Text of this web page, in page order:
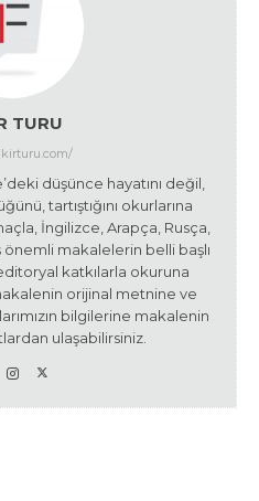
TURU
düşünce hayatını değil,
tartıştığını okurlarına
İngilizce, Arapça, Rusça,
önemli makalelerin belli başlı
katkılarla okuruna
orijinal metnine ve
bilgilerine makalenin
ulaşabilirsiniz.